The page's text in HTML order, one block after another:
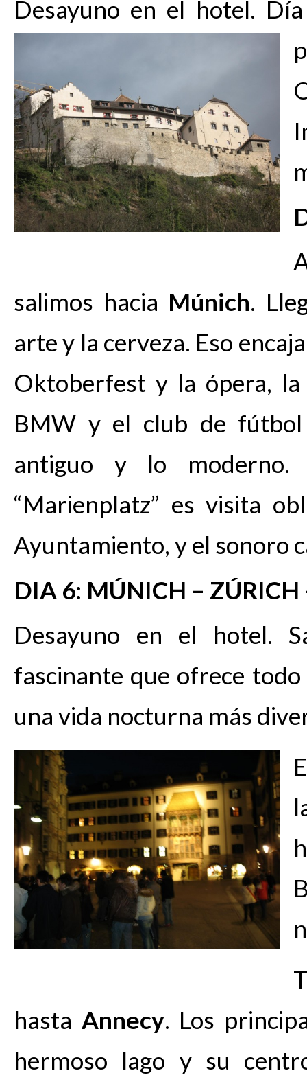
Desayuno en el hotel.
salimos hacia Múnich.
arte y la cerveza. Eso
Oktoberfest y la ópera,
BMW y el club de
antiguo y lo moderno.
“Marienplatz” es visita
Ayuntamiento, y el sonoro
DIA 6: MÚNICH – ZÚRICH
Desayuno en el hotel.
fascinante que ofrece
una vida nocturna más
hasta Annecy. Los
hermoso lago y su